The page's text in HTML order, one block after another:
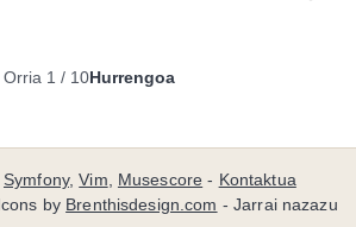
Orria 1 / 10Hurrengoa
Symfony,Vim, Musescore - Kontaktua
by Brenthisdesign.com - Jarrai nazazu